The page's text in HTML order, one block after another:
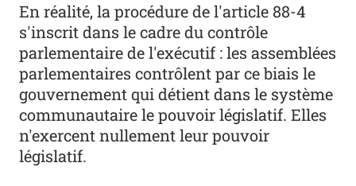
En réalité, la procédure de l'article 88-4
s'inscrit dans le cadre du contrôle
parlementaire de l'exécutif : les assemblées
parlementaires contrôlent par ce biais le
gouvernement qui détient dans le système
communautaire le pouvoir législatif. Elles
n'exercent nullement leur pouvoir
législatif.